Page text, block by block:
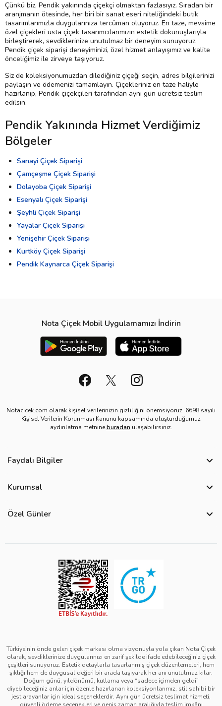
Çünkü biz, Pendik yakınında çiçekçi olmaktan fazlasıyız. Sıradan bir
aranjmanın ötesinde, her biri bir sanat eseri niteliğindeki butik
tasarımlarımızla duygularınıza tercüman oluyoruz. En taze, mevsime
özel çiçekleri usta çiçek tasarımcılarımızın estetik dokunuşlarıyla
birleştirerek, sevdiklerinize unutulmaz bir deneyim sunuyoruz.
Pendik çiçek siparişi deneyiminizi, özel hizmet anlayışımız ve kalite
önceliğimiz ile zirveye taşıyoruz.
Siz de koleksiyonumuzdan dilediğiniz çiçeği seçin, adres bilgilerinizi
paylaşın ve ödemenizi tamamlayın. Çiçekleriniz en taze haliyle
hazırlanıp, Pendik çiçekçileri tarafından aynı gün ücretsiz teslim
edilsin.
Pendik Yakınında Hizmet Verdiğimiz
Bölgeler
Sanayi Çiçek Siparişi
Çamçeşme Çiçek Siparişi
Dolayoba Çiçek Siparişi
Esenyalı Çiçek Siparişi
Şeyhli Çiçek Siparişi
Yayalar Çiçek Siparişi
Yenişehir Çiçek Siparişi
Kurtköy Çiçek Siparişi
Pendik Kaynarca Çiçek Siparişi
Nota Çiçek Mobil Uygulamamızı İndirin
Notacicek.com olarak kişisel verilerinizin gizliliğini önemsiyoruz. 6698 sayılı
Kişisel Verilerin Korunması Kanunu kapsamında oluşturduğumuz
aydınlatma metnineburadan ulaşabilirsiniz.
Faydalı Bilgiler
Site Haritası
Görsel Kontrol Süreci
Ürün Sıralama Kriterleri
Kurumsal
Üyelik Sözleşmesi
Mesafeli Satış Sözleşmesi
Kurumsal Müşterilerimiz
Özel Günler
Kadınlar Günü Çiçekleri
Sevgililer Günü Çiçekleri
Anneler Günü Çiçekleri
Babalar Günü Çiçekleri
Türkiye’nin önde gelen çiçek markası olma vizyonuyla yola çıkan Nota Çiçek
olarak, sevdiklerinize duygularınızı en zarif şekilde ifade edebileceğiniz çiçek
çeşitleri sunuyoruz. Estetik detaylarla tasarlanmış çiçek düzenlemeleri, hem
şıklığı hem de duygusal değeri bir arada taşıyarak her anı unutulmaz kılar.
Doğum günü, yıldönümü, kutlama veya “sadece içimden geldi”
diyebileceğiniz anlar için özenle hazırlanan koleksiyonlarımız, stil sahibi bir
jest arayanlar için ideal seçeneklerdir. Aynı gün ücretsiz teslimat hizmeti,